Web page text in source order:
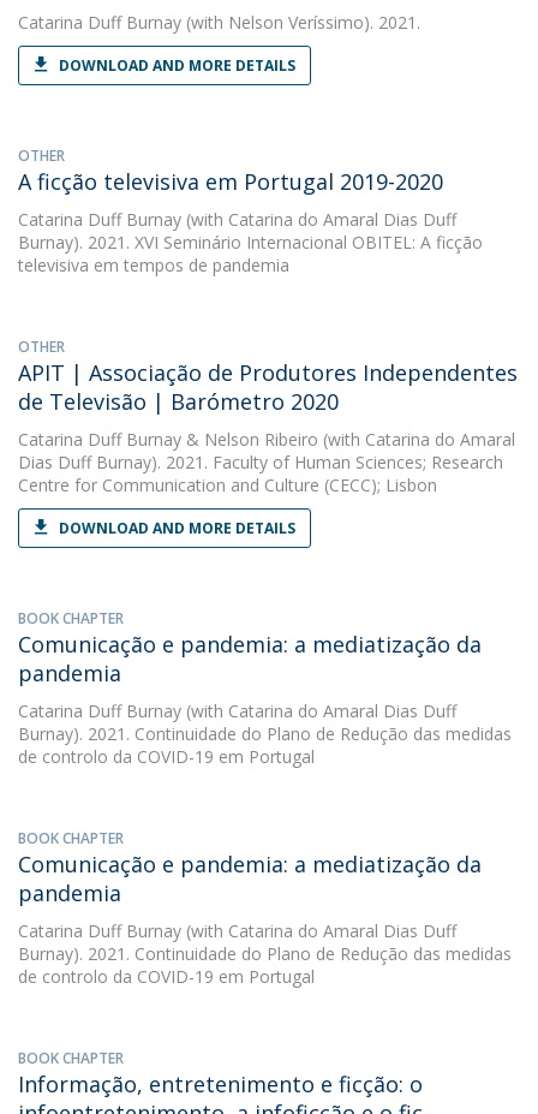
Catarina Duff Burnay (with Nelson Veríssimo). 2021.
DOWNLOAD AND MORE DETAILS
OTHER
A ficção televisiva em Portugal 2019-2020
Catarina Duff Burnay (with Catarina do Amaral Dias Duff
Burnay). 2021. XVI Seminário Internacional OBITEL: A ficção
televisiva em tempos de pandemia
OTHER
APIT | Associação de Produtores Independentes
de Televisão | Barómetro 2020
Catarina Duff Burnay & Nelson Ribeiro (with Catarina do Amaral
Dias Duff Burnay). 2021. Faculty of Human Sciences; Research
Centre for Communication and Culture (CECC); Lisbon
DOWNLOAD AND MORE DETAILS
BOOK CHAPTER
Comunicação e pandemia: a mediatização da
pandemia
Catarina Duff Burnay (with Catarina do Amaral Dias Duff
Burnay). 2021. Continuidade do Plano de Redução das medidas
de controlo da COVID-19 em Portugal
BOOK CHAPTER
Comunicação e pandemia: a mediatização da
pandemia
Catarina Duff Burnay (with Catarina do Amaral Dias Duff
Burnay). 2021. Continuidade do Plano de Redução das medidas
de controlo da COVID-19 em Portugal
BOOK CHAPTER
Informação, entretenimento e ficção: o